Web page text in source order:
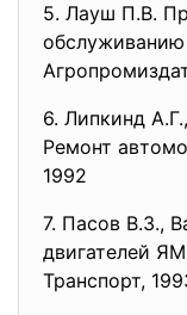
5. Лауш П.В.
6. Липкинд
Ремонт
1992
7. Пасов В.З.,
двигателей
Транспорт,